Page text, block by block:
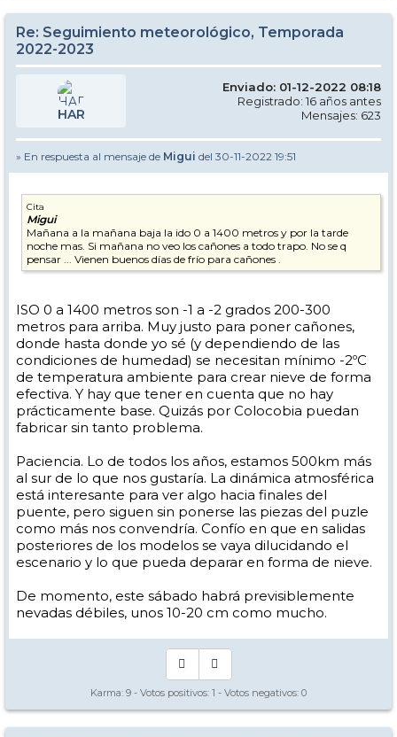
Re: Seguimiento meteorológico, Temporada
2022-2023
HAR
Enviado: 01-12-2022 08:18
Registrado: 16 años antes
Mensajes: 623
» En respuesta al mensaje de Migui del 30-11-2022 19:51
Cita
Migui
Mañana a la mañana baja la ido 0 a 1400 metros y por la tarde
noche mas. Si mañana no veo los cañones a todo trapo. No se q
pensar ... Vienen buenos días de frío para cañones .
ISO 0 a 1400 metros son -1 a -2 grados 200-300
metros para arriba. Muy justo para poner cañones,
donde hasta donde yo sé (y dependiendo de las
condiciones de humedad) se necesitan mínimo -2ºC
de temperatura ambiente para crear nieve de forma
efectiva. Y hay que tener en cuenta que no hay
prácticamente base. Quizás por Colocobia puedan
fabricar sin tanto problema.
Paciencia. Lo de todos los años, estamos 500km más
al sur de lo que nos gustaría. La dinámica atmosférica
está interesante para ver algo hacia finales del
puente, pero siguen sin ponerse las piezas del puzle
como más nos convendría. Confío en que en salidas
posteriores de los modelos se vaya dilucidando el
escenario y lo que pueda deparar en forma de nieve.
De momento, este sábado habrá previsiblemente
nevadas débiles, unos 10-20 cm como mucho.
Karma: 9 - Votos positivos: 1 - Votos negativos: 0